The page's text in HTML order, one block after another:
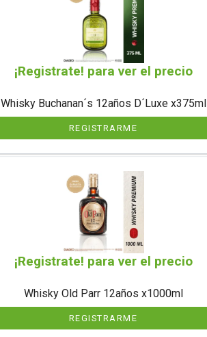
¡Registrate! para ver el precio
Whisky Buchanan´s 12años D´Luxe x375ml
REGISTRARME
¡Registrate! para ver el precio
Whisky Old Parr 12años x1000ml
REGISTRARME